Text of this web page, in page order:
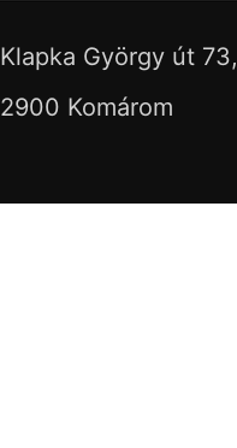
Klapka György út 73,
2900 Komárom